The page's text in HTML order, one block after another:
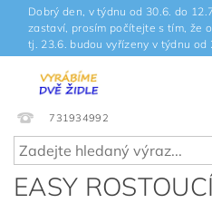
Dobrý den, v týdnu od 30.6. do
zastaví, prosím počítejte s tím, že
tj. 23.6. budou vyřízeny v týdnu od
731934992
EASY